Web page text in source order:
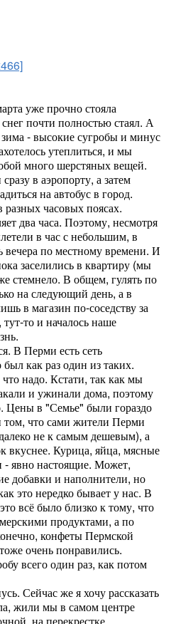
уже прочно стояла
почти полностью стаял. А
- высокие сугробы и минус
утеплиться, и мы
много шерстяных вещей.
в аэропорту, а затем
на автобус в город.
часовых поясах.
два часа. Поэтому, несмотря
в час с небольшим, в
по местному времени. И
заселились в квартиру (мы
стемнело. В общем, гулять по
на следующий день, а в
в магазин по-соседству за
то и началось наше
В Перми есть сеть
как раз один из таких.
надо. Кстати, так как мы
и ужинали дома, поэтому
Цены в "Семье" были гораздо
что сами жители Перми
не к самым дешевым), а
вкуснее. Курица, яйца, мясные
- явно настоящие. Может,
добавки и наполнители, но
это нередко бывает у нас. В
всё было близко к тому, что
продуктами, а по
конфеты Пермской
очень понравились.
всего один раз, как потом
Сейчас же я хочу рассказать
жили мы в самом центре